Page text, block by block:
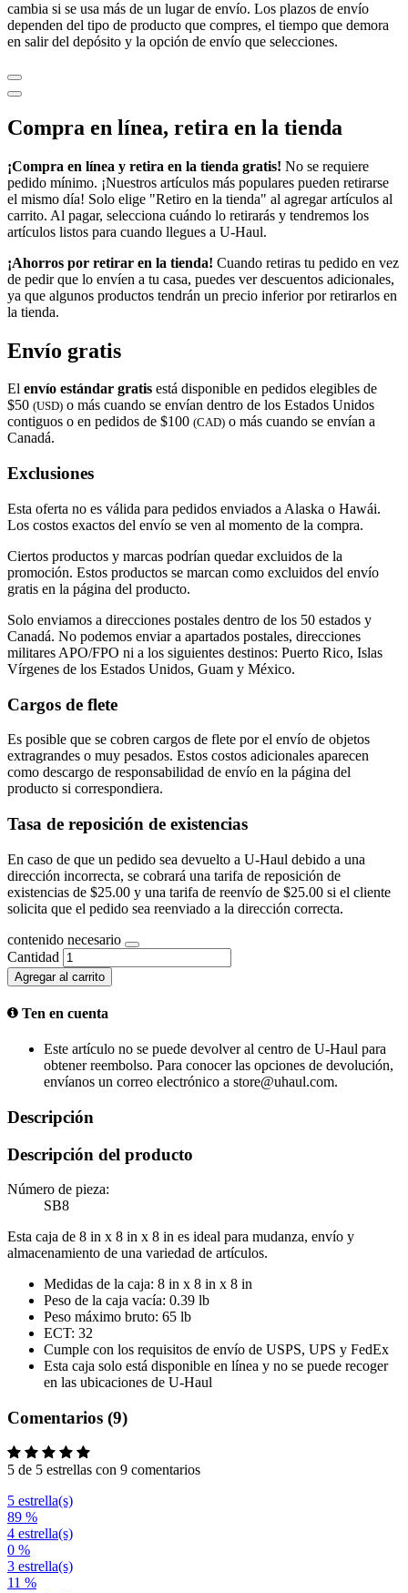
cambia si se usa más de un lugar de envío. Los plazos de envío
dependen del tipo de producto que compres, el tiempo que demora
en salir del depósito y la opción de envío que selecciones.
Compra en línea, retira en la tienda
¡Compra en línea y retira en la tienda gratis! No se requiere
pedido mínimo. ¡Nuestros artículos más populares pueden retirarse
el mismo día! Solo elige "Retiro en la tienda" al agregar artículos al
carrito. Al pagar, selecciona cuándo lo retirarás y tendremos los
artículos listos para cuando llegues a U-Haul.
¡Ahorros por retirar en la tienda! Cuando retiras tu pedido en vez
de pedir que lo envíen a tu casa, puedes ver descuentos adicionales,
ya que algunos productos tendrán un precio inferior por retirarlos en
la tienda.
Envío gratis
El envío estándar gratis está disponible en pedidos elegibles de
$50 (USD) o más cuando se envían dentro de los Estados Unidos
contiguos o en pedidos de $100 (CAD) o más cuando se envían a
Canadá.
Exclusiones
Esta oferta no es válida para pedidos enviados a Alaska o Hawái.
Los costos exactos del envío se ven al momento de la compra.
Ciertos productos y marcas podrían quedar excluidos de la
promoción. Estos productos se marcan como excluidos del envío
gratis en la página del producto.
Solo enviamos a direcciones postales dentro de los 50 estados y
Canadá. No podemos enviar a apartados postales, direcciones
militares APO/FPO ni a los siguientes destinos: Puerto Rico, Islas
Vírgenes de los Estados Unidos, Guam y México.
Cargos de flete
Es posible que se cobren cargos de flete por el envío de objetos
extragrandes o muy pesados. Estos costos adicionales aparecen
como descargo de responsabilidad de envío en la página del
producto si correspondiera.
Tasa de reposición de existencias
En caso de que un pedido sea devuelto a U-Haul debido a una
dirección incorrecta, se cobrará una tarifa de reposición de
existencias de $25.00 y una tarifa de reenvío de $25.00 si el cliente
solicita que el pedido sea reenviado a la dirección correcta.
contenido necesario
Cantidad
Agregar al carrito
Ten en cuenta
Este artículo no se puede devolver al centro de U-Haul para
obtener reembolso. Para conocer las opciones de devolución,
envíanos un correo electrónico a store@uhaul.com.
Descripción
Descripción del producto
Número de pieza:
SB8
Esta caja de 8 in x 8 in x 8 in es ideal para mudanza, envío y
almacenamiento de una variedad de artículos.
Medidas de la caja: 8 in x 8 in x 8 in
Peso de la caja vacía: 0.39 lb
Peso máximo bruto: 65 lb
ECT: 32
Cumple con los requisitos de envío de USPS, UPS y FedEx
Esta caja solo está disponible en línea y no se puede recoger
en las ubicaciones de U-Haul
Comentarios (9)
5 de 5 estrellas con 9 comentarios
5 estrella(s)
89 %
4 estrella(s)
0 %
3 estrella(s)
11 %